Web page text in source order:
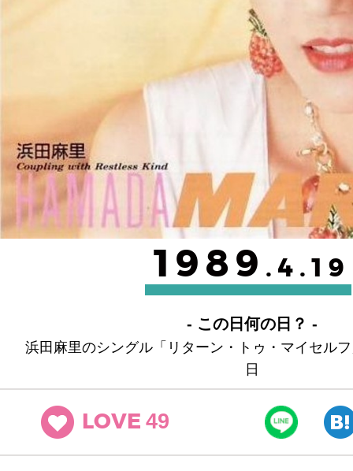
1989 .4.19
- この日何の日？ -
浜田麻里のシングル「リターン・トゥ・マイセル
日
LOVE 49